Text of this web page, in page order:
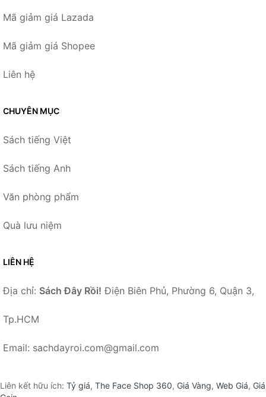
Mã giảm giá Lazada
Mã giảm giá Shopee
Liên hệ
CHUYÊN MỤC
Sách tiếng Việt
Sách tiếng Anh
Văn phòng phẩm
Quà lưu niệm
LIÊN HỆ
Địa chỉ: Sách Đây Rồi! Điện Biên Phủ, Phường 6, Quận 3,
Tp.HCM
Email: sachdayroi.com@gmail.com
Liên kết hữu ích: Tỷ giá, The Face Shop 360, Giá Vàng, Web Giá, Giá